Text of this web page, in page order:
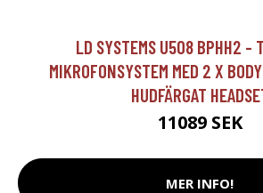
LD SYSTEMS U508 BPHH2 -
MIKROFONSYSTEM MED 2 X
HUDFÄRGAT
11089 SEK
MER INFO!